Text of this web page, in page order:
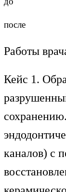
после
Работы
Кейс 1.
каналов) с